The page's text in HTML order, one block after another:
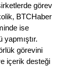
görev
BTCHaber
ise
yapmıştır.
görevini
içerik desteği